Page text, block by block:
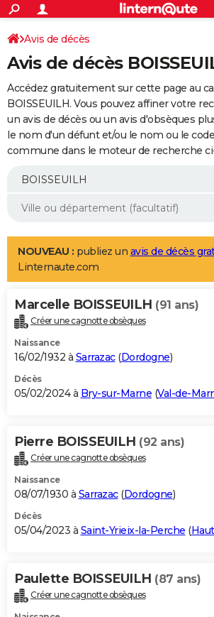
ACTUALITÉS
Politique
Société
Faits Divers
Education
Monde
Villes
+
SPORT
Coupe du monde 2026
Football
Tennis
Cyclisme
Rugby
Forum
Programme TV
TNT
Streaming
Cinéma
Sorties cinéma
Musique
+
FINANCE
Impôts
Immobilier
Risques naturels par ville
Banque
Assurance
Crédit
AUTO
Essais
Réserver un essai
Citadines
Berlines
SUV
Forum auto
+
Mobiles
Meilleur smartphone
Internet
Ordinateurs
Jeux vidéo
Guide high-tech
Aménagement intérieur
LIFESTYLE
Art de vivre
Bien-être
Loisirs
Mode
Modes de vie
Alimentation
Guide de la santé
Maladies
Médicaments
Sommeil
VOYAGE
Destinations
City break
Voyage nature
Voyage de noces
Forum
Climat
+PHOTO
GUIDES D'ACHAT
BONS PLANS
Carte de Noël
Carte Bonne année
Carte Saint-Valentin
Carte Pâques
Carte d'anniversaire
DICTIONNAIRE
Dictionnaire
Biographies
Citations
Expressions
Proverbes
PROGRAMME TV
S'inscrire
Se connecter
Lycées
Collèges
Primaires
Universités
Entreprises
Service militaire
Avis de recherche
AVIS DE DÉCÈS
Bricolage
Lifestyle
Culture
Sport
Auto
Television
Voyage
Cinema
Avis de décès
Avis de décès
Accédez gratuitement sur cette page au
BOISSEUILH. Vous pouvez affiner votre
un avis de décès ou un avis d'obsèques
le nom d'un défunt et/ou le nom ou le
commune dans le moteur de recherche
NOUVEAU : publiez un avis de décès
Linternaute.com
Marcelle BOISSEUILH (91 ans)
Créer une cagnotte obsèques
Naissance
16/02/1932 à Sarrazac(Dordogne)
Décès
05/02/2024 à Bry-sur-Marne (Val-de-
Pierre BOISSEUILH (92 ans)
Créer une cagnotte obsèques
Naissance
08/07/1930 à Sarrazac(Dordogne)
Décès
05/04/2023 à Saint-Yrieix-la-Perche (
Paulette BOISSEUILH (87 ans)
Créer une cagnotte obsèques